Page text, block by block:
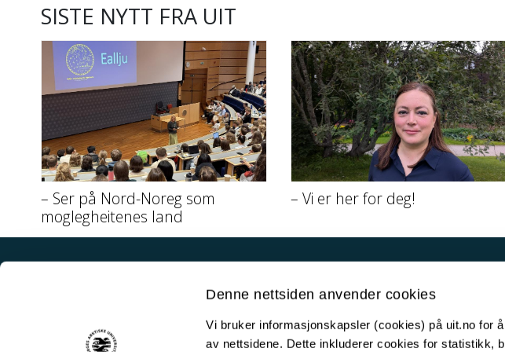
Denne nettsiden anvender cookies
Vi bruker informasjonskapsler (cookies) på uit.no for
av nettsidene. Dette inkluderer cookies for statistikk,
SISTE NYTT FRA UIT
– Ser på Nord-Noreg som
moglegheitenes land
– Vi er her for deg!
Driftsmeldinger
For media
For skoler